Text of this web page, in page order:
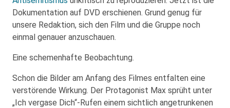
Dokumentation auf DVD erschienen. Grund genug für
unsere Redaktion, sich den Film und die Gruppe noch
einmal genauer anzuschauen.
Eine schemenhafte Beobachtung.
Schon die Bilder am Anfang des Filmes entfalten eine
verstörende Wirkung. Der Protagonist Max sprüht unter
„Ich vergase Dich“-Rufen einem sichtlich angetrunkenen